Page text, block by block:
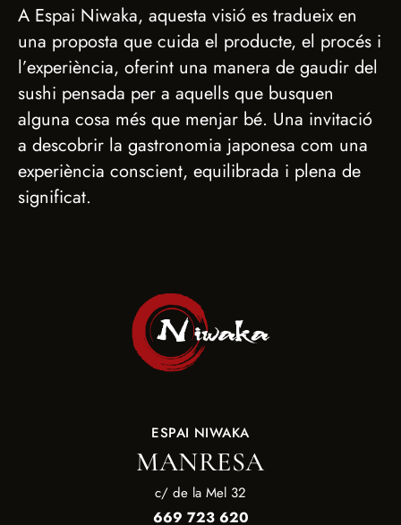
A Espai Niwaka, aquesta visió es tradueix en
una proposta que cuida el producte, el procés i
l’experiència, oferint una manera de gaudir del
sushi pensada per a aquells que busquen
alguna cosa més que menjar bé. Una invitació
a descobrir la gastronomia japonesa com una
experiència conscient, equilibrada i plena de
significat.
ESPAI NIWAKA
MANRESA
c/ de la Mel 32
669 723 620